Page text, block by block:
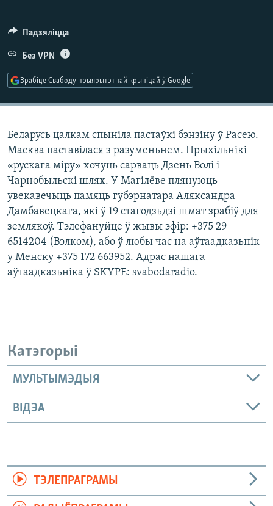
КАЛЯНДАР
НА ХВАЛЯХ СВАБОДЫ
Падзяліцца
Без VPN
Зрабіце Свабоду прыярытэтнай крыніцай ў Google
Беларусь цалкам спыніла пастаўкі бэнзіну ў Расею.
Масква паставілася з разуменьнем. Прыхільнікі
«рускага міру» хочуць сарваць Дзень Волі і
Чарнобыльскі шлях. У Магілёве плянуюць
увекавечыць памяць губэрнатара Аляксандра
Дамбавецкага, які ў 19 стагодзьдзі шмат зрабіў для
землякоў. Тэлефануйце ў жывы эфір: +375 29
6514204 (Вэлком), або ў любы час на аўтаадказьнік
у Менску +375 172 663952. Адрас нашага
аўтаадказьніка ў SKYPE: svabodaradio.
Катэгорыі
МУЛЬТЫМЭДЫЯ
ВІДЭА
ТЭЛЕПРАГРАМЫ